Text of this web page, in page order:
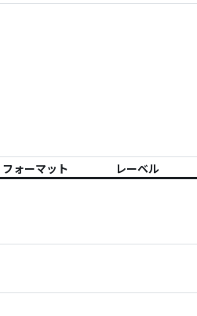
フォーマット レーベル